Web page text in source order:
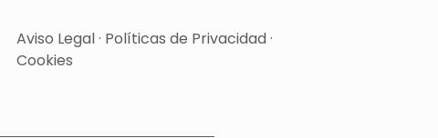
Aviso Legal· Políticas de Privacidad·
Cookies